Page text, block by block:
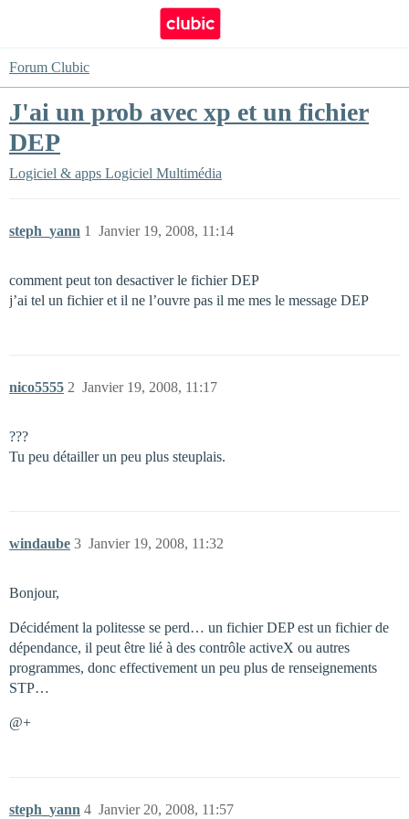
Forum Clubic
J'ai un prob avec xp et un fichier
DEP
Logiciel & apps Logiciel Multimédia
steph_yann Janvier 19, 2008, 11:14
1
comment peut ton desactiver le fichier DEP
j’ai tel un fichier et il ne l’ouvre pas il me mes le message DEP
nico5555 Janvier 19, 2008, 11:17
2
???
Tu peu détailler un peu plus steuplais.
windaube Janvier 19, 2008, 11:32
3
Bonjour,
Décidément la politesse se perd… un fichier DEP est un fichier de
dépendance, il peut être lié à des contrôle activeX ou autres
programmes, donc effectivement un peu plus de renseignements
STP…
@+
steph_yann Janvier 20, 2008, 11:57
4